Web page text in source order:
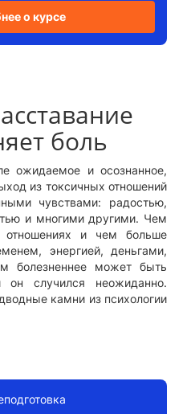
о курсе
боль
ожидаемое и осознанное,
из токсичных отношений
чувствами: радостью,
и многими другими. Чем
и чем больше
энергией, деньгами,
болезненнее может быть
случился неожиданно.
камни из психологии